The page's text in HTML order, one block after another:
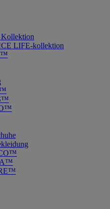
LIFE-kollektion